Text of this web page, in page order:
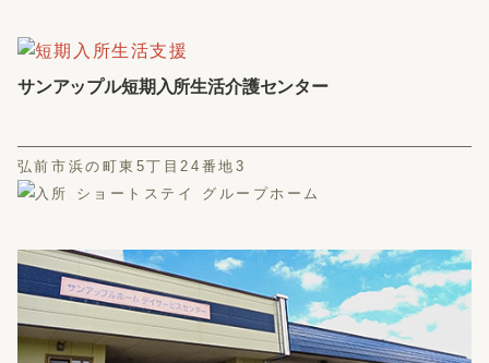
サンアップル短期入所生活介護センター
弘前市浜の町東5丁目24番地3